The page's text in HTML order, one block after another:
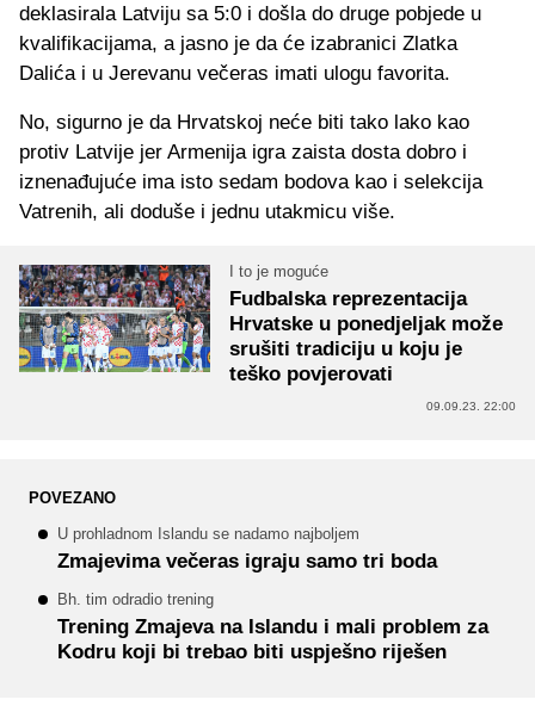
deklasirala Latviju sa 5:0 i došla do druge pobjede u
kvalifikacijama, a jasno je da će izabranici Zlatka
Dalića i u Jerevanu večeras imati ulogu favorita.
No, sigurno je da Hrvatskoj neće biti tako lako kao
protiv Latvije jer Armenija igra zaista dosta dobro i
iznenađujuće ima isto sedam bodova kao i selekcija
Vatrenih, ali doduše i jednu utakmicu više.
I to je moguće
Fudbalska reprezentacija
Hrvatske u ponedjeljak može
srušiti tradiciju u koju je
teško povjerovati
09.09.23. 22:00
POVEZANO
U prohladnom Islandu se nadamo najboljem
Zmajevima večeras igraju samo tri boda
Bh. tim odradio trening
Trening Zmajeva na Islandu i mali problem za
Kodru koji bi trebao biti uspješno riješen